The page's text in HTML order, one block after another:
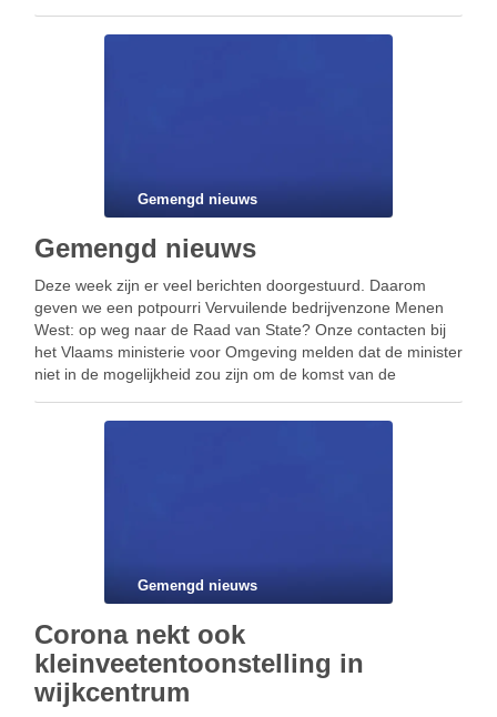
de firma …
Gemengd nieuws
Gemengd nieuws
Deze week zijn er veel berichten doorgestuurd. Daarom
geven we een potpourri Vervuilende bedrijvenzone Menen
West: op weg naar de Raad van State? Onze contacten bij
het Vlaams ministerie voor Omgeving melden dat de minister
niet in de mogelijkheid zou zijn om de komst van de
Gemengd nieuws
Corona nekt ook
kleinveetentoonstelling in
wijkcentrum